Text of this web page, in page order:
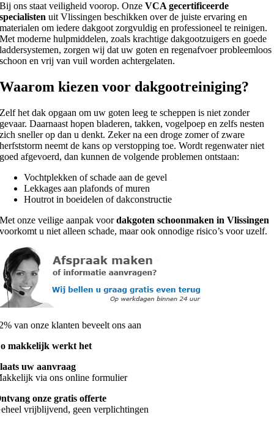
Bij ons staat veiligheid voorop. OnzeVCA gecertificeerde
specialisten uit Vlissingen beschikken over de juiste ervaring en
materialen om iedere dakgoot zorgvuldig en professioneel te reinigen.
Met moderne hulpmiddelen, zoals krachtige dakgootzuigers en goede
laddersystemen, zorgen wij dat uw goten en regenafvoer probleemloos
schoon en vrij van vuil worden achtergelaten.
Waarom kiezen voor dakgootreiniging?
Zelf het dak opgaan om uw goten leeg te scheppen is niet zonder
gevaar. Daarnaast hopen bladeren, takken, vogelpoep en zelfs nesten
zich sneller op dan u denkt. Zeker na een droge zomer of zware
herfststorm neemt de kans op verstopping toe. Wordt regenwater niet
goed afgevoerd, dan kunnen de volgende problemen ontstaan:
Vochtplekken of schade aan de gevel
Lekkages aan plafonds of muren
Houtrot in boeidelen of dakconstructie
Met onze veilige aanpak voordakgoten schoonmaken in Vlissingen
voorkomt u niet alleen schade, maar ook onnodige risico’s voor uzelf.
van onze klanten beveelt ons aan
makkelijk werkt het
uw aanvraag
via ons online formulier
onze gratis offerte
vrijblijvend, geen verplichtingen